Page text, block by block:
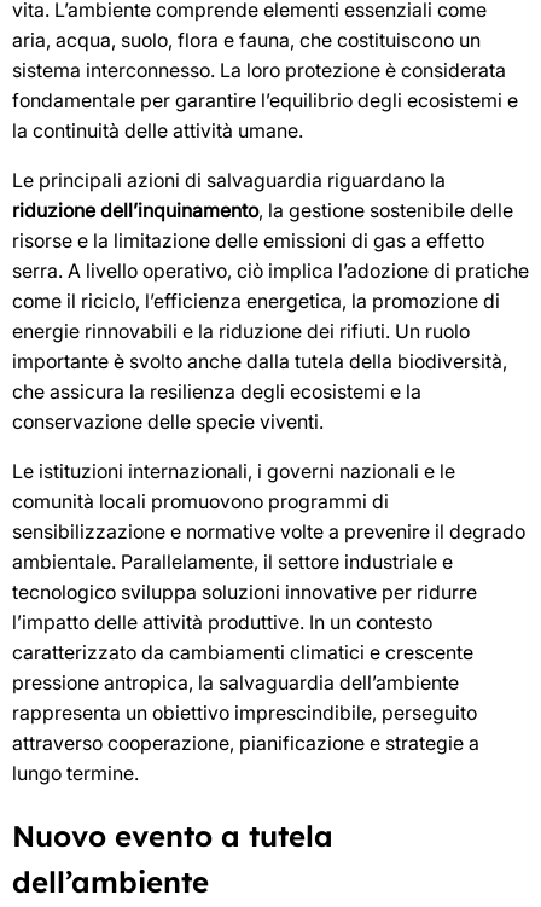
vita. L’ambiente comprende elementi essenziali come
aria, acqua, suolo, flora e fauna, che costituiscono un
sistema interconnesso. La loro protezione è considerata
fondamentale per garantire l’equilibrio degli ecosistemi e
la continuità delle attività umane.
Le principali azioni di salvaguardia riguardano la
riduzione dell’inquinamento, la gestione sostenibile delle
risorse e la limitazione delle emissioni di gas a effetto
serra. A livello operativo, ciò implica l’adozione di pratiche
come il riciclo, l’efficienza energetica, la promozione di
energie rinnovabili e la riduzione dei rifiuti. Un ruolo
importante è svolto anche dalla tutela della biodiversità,
che assicura la resilienza degli ecosistemi e la
conservazione delle specie viventi.
Le istituzioni internazionali, i governi nazionali e le
comunità locali promuovono programmi di
sensibilizzazione e normative volte a prevenire il degrado
ambientale. Parallelamente, il settore industriale e
tecnologico sviluppa soluzioni innovative per ridurre
l’impatto delle attività produttive. In un contesto
caratterizzato da cambiamenti climatici e crescente
pressione antropica, la salvaguardia dell’ambiente
rappresenta un obiettivo imprescindibile, perseguito
attraverso cooperazione, pianificazione e strategie a
lungo termine.
Nuovo evento a tutela
dell’ambiente